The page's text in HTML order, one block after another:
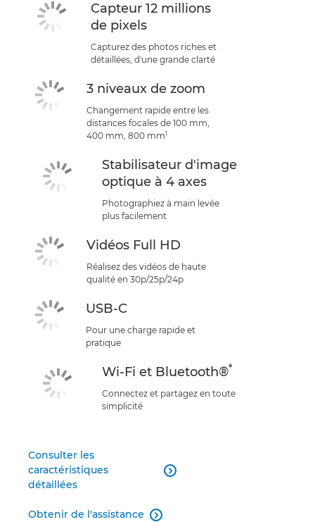
Capteur 12 millions
de pixels
Capturez des photos riches et
détaillées, d'une grande clarté
3 niveaux de zoom
Changement rapide entre les
distances focales de 100 mm,
400 mm, 800 mm1
Stabilisateur d'image
optique à 4 axes
Photographiez à main levée
plus facilement
Vidéos Full HD
Réalisez des vidéos de haute
qualité en 30p/25p/24p
USB-C
Pour une charge rapide et
pratique
Wi-Fi et Bluetooth®*
Connectez et partagez en toute
simplicité
Consulter les
caractéristiques
détaillées

Obtenir de l'assistance 